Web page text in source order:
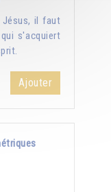
Jésus, il faut
s'acquiert
Ajouter